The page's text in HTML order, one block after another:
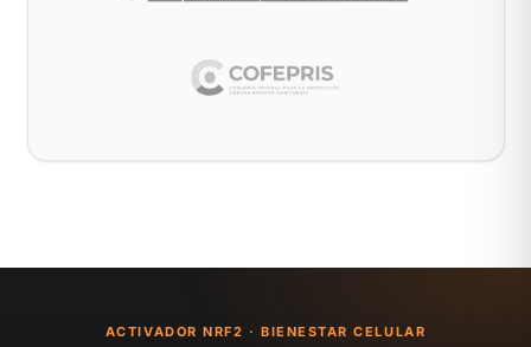
ACTIVADOR NRF2 · BIENESTAR CELULAR